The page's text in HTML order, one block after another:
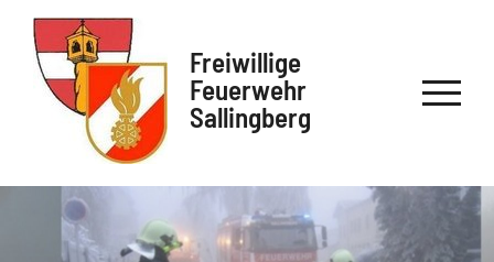
Freiwillige
Feuerwehr
Sallingberg